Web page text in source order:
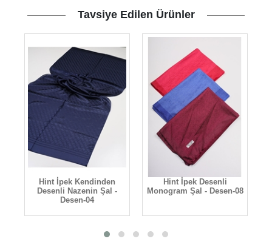
Tavsiye Edilen Ürünler
Hint İpek Kendinden
Desenli Nazenin Şal -
Desen-04
Hint İpek Desenli
Monogram Şal - Desen-08